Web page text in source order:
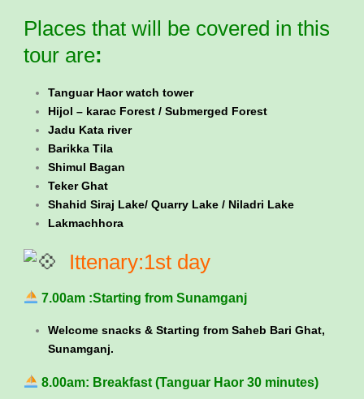
Places that will be covered in this
tour are:
Tanguar Haor watch tower
Hijol – karac Forest / Submerged Forest
Jadu Kata river
Barikka Tila
Shimul Bagan
Teker Ghat
Shahid Siraj Lake/ Quarry Lake / Niladri Lake
Lakmachhora
Ittenary:1st day
7.00am :Starting from Sunamganj
Welcome snacks & Starting from Saheb Bari Ghat,
Sunamganj.
8.00am: Breakfast (Tanguar Haor 30 minutes)